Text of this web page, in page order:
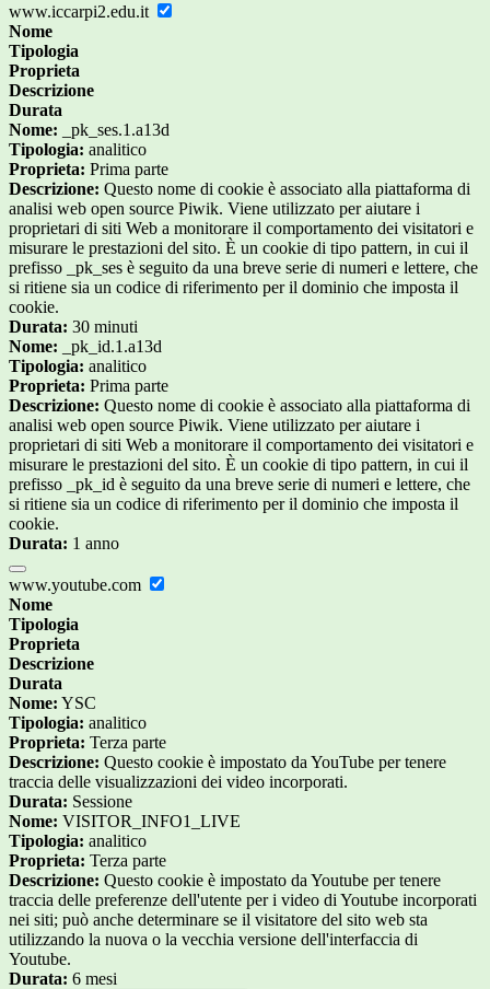
www.iccarpi2.edu.it
Nome
Tipologia
Proprieta
Descrizione
Durata
Nome: _pk_ses.1.a13d
Tipologia: analitico
Proprieta: Prima parte
Descrizione: Questo nome di cookie è associato alla piattaforma di
analisi web open source Piwik. Viene utilizzato per aiutare i
proprietari di siti Web a monitorare il comportamento dei visitatori e
misurare le prestazioni del sito. È un cookie di tipo pattern, in cui il
prefisso _pk_ses è seguito da una breve serie di numeri e lettere, che
si ritiene sia un codice di riferimento per il dominio che imposta il
cookie.
Durata: 30 minuti
Nome: _pk_id.1.a13d
Tipologia: analitico
Proprieta: Prima parte
Descrizione: Questo nome di cookie è associato alla piattaforma di
analisi web open source Piwik. Viene utilizzato per aiutare i
proprietari di siti Web a monitorare il comportamento dei visitatori e
misurare le prestazioni del sito. È un cookie di tipo pattern, in cui il
prefisso _pk_id è seguito da una breve serie di numeri e lettere, che
si ritiene sia un codice di riferimento per il dominio che imposta il
cookie.
Durata: 1 anno
www.youtube.com
Nome
Tipologia
Proprieta
Descrizione
Durata
Nome: YSC
Tipologia: analitico
Proprieta: Terza parte
Descrizione: Questo cookie è impostato da YouTube per tenere
traccia delle visualizzazioni dei video incorporati.
Durata: Sessione
Nome: VISITOR_INFO1_LIVE
Tipologia: analitico
Proprieta: Terza parte
Descrizione: Questo cookie è impostato da Youtube per tenere
traccia delle preferenze dell'utente per i video di Youtube incorporati
nei siti; può anche determinare se il visitatore del sito web sta
utilizzando la nuova o la vecchia versione dell'interfaccia di
Youtube.
Durata: 6 mesi